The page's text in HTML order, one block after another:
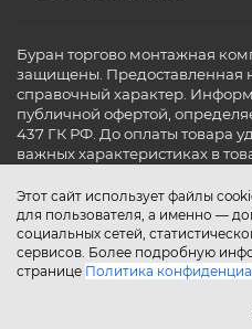
Этот сайт использует файлы
для пользователя, а именно —
социальных сетей,
сервисов. Более подробную
странице Политика
Буран торгово монтажная
защищены. Предоставленная
справочный характер.
публичной офертой,
437 ГК РФ. До оплаты товара
важных характеристиках в